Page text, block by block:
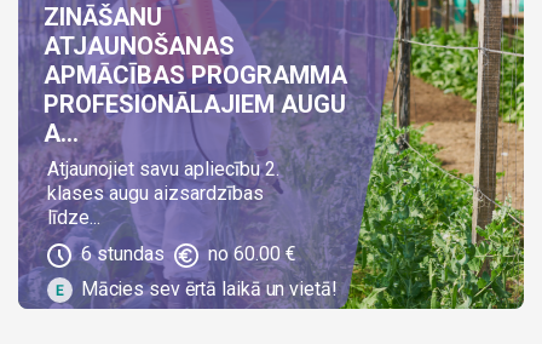
ZINĀŠANU
ATJAUNOŠANAS
APMĀCĪBAS PROGRAMMA
PROFESIONĀLAJIEM AUGU
A...
Atjaunojiet savu apliecību 2.
klases augu aizsardzības
līdze...
6 stundas no60.00 €
Mācies sev ērtā laikā un vietā!